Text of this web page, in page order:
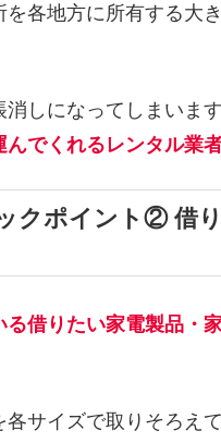
各地方に所有する大
しになってしまいま
でくれるレンタル業
クポイント② 借
る借りたい家電製品・
サイズで取りそろえ